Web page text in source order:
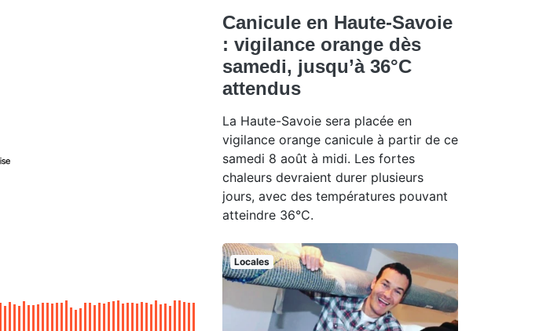
Canicule en Haute-Savoie
: vigilance orange dès
samedi, jusqu’à 36°C
attendus
La Haute-Savoie sera placée en
vigilance orange canicule à partir de ce
samedi 8 août à midi. Les fortes
chaleurs devraient durer plusieurs
jours, avec des températures pouvant
atteindre 36°C.
Locales